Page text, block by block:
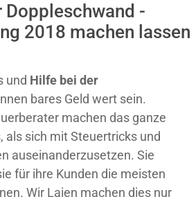
Doppleschwand -
2018 machen lassen
und Hilfe bei der
bares Geld wert sein.
machen das ganze
als sich mit Steuertricks und
auseinanderzusetzen. Sie
für ihre Kunden die meisten
Wir Laien machen dies nur